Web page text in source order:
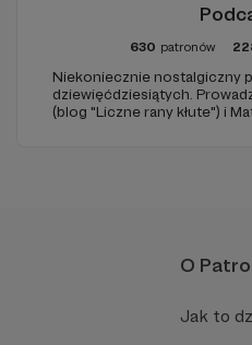
630 patronów
Niekoniecznie nostalgiczny
dziewięćdziesiątych.
(blog "Liczne rany kłute") i
O
Jak to